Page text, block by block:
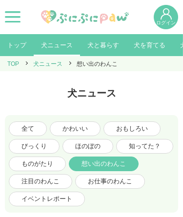
ログイン
トップ 犬ニュース 犬と暮らす 犬を育てる
TOP 犬ニュース 想い出のわんこ
犬ニュース
全て かわいい おもしろい
びっくり ほのぼの 知ってた？
ものがたり 想い出のわんこ
注目のわんこ お仕事のわんこ
イベントレポート